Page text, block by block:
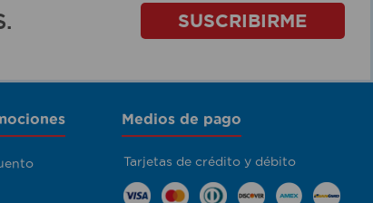
SUSCRIBIRME
Medios de pago
Tarjetas de crédito y débito